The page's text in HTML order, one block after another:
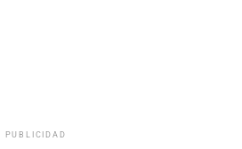
PUBLICIDAD